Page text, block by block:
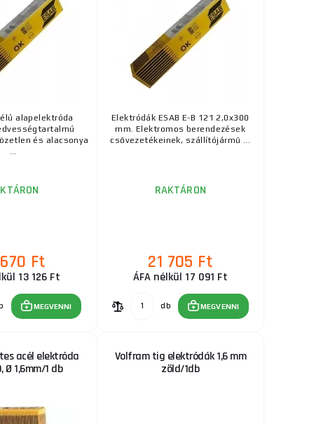
acél, réz
2 830 Ft
RAKTÁRON
ks
univerzálisak
...
RAKTÁRON
ks MEGVENNI
RAKTÁRON
- 2,0 kg/1 db
EN AW
készült ...
430 Ft
RAKTÁRON
MEGVENNI
...
ks MEGVENNI
alapelektróda
és alacsonya
...
Ft
13 126 Ft
MEGVENNI
Elektródák ESAB E-B 121 2,0x300
mm. Elektromos berendezések
csővezetékeinek, szállítójármű ...
RAKTÁRON
21 705 Ft
ÁFA nélkül 17 091 Ft
db MEGVENNI
acél elektróda
Ø 1,6mm/1 db
Volfram tig elektródák 1,6 mm
zöld/1db